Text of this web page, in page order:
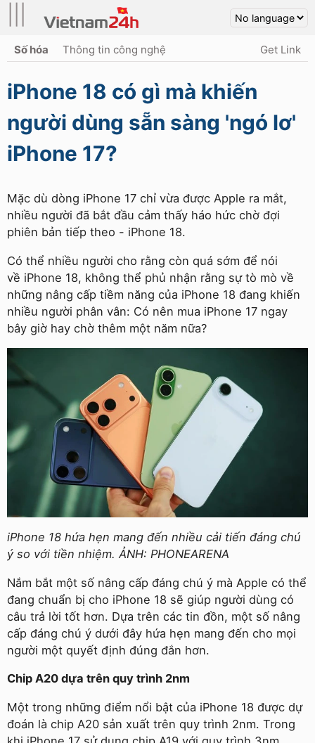
Số hóa Thông tin công nghệ Get Link
iPhone 18 có gì mà khiến
người dùng sẵn sàng 'ngó lơ'
iPhone 17?
Mặc dù dòng iPhone 17 chỉ vừa được Apple ra mắt,
nhiều người đã bắt đầu cảm thấy háo hức chờ đợi
phiên bản tiếp theo - iPhone 18.
Có thể nhiều người cho rằng còn quá sớm để nói
về iPhone 18, không thể phủ nhận rằng sự tò mò về
những nâng cấp tiềm năng của iPhone 18 đang khiến
nhiều người phân vân: Có nên mua iPhone 17 ngay
bây giờ hay chờ thêm một năm nữa?
iPhone 18 hứa hẹn mang đến nhiều cải tiến đáng chú
ý so với tiền nhiệm. ẢNH: PHONEARENA
Nắm bắt một số nâng cấp đáng chú ý mà Apple có thể
đang chuẩn bị cho iPhone 18 sẽ giúp người dùng có
câu trả lời tốt hơn. Dựa trên các tin đồn, một số nâng
cấp đáng chú ý dưới đây hứa hẹn mang đến cho mọi
người một quyết định đúng đắn hơn.
Chip A20 dựa trên quy trình 2nm
Một trong những điểm nổi bật của iPhone 18 được dự
đoán là chip A20 sản xuất trên quy trình 2nm. Trong